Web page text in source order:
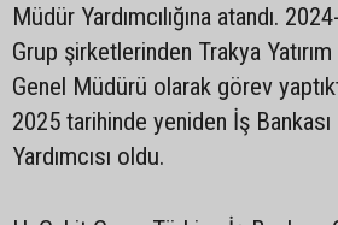
Müdür Yardımcılığına atandı.
Grup şirketlerinden Trakya Yatırım
Genel Müdürü olarak görev
2025 tarihinde yeniden İş
Yardımcısı oldu.